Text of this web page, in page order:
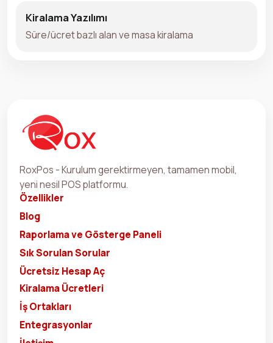
Kiralama Yazılımı
Süre/ücret bazlı alan ve masa kiralama
RoxPos - Kurulum gerektirmeyen, tamamen mobil,
yeni nesil POS platformu.
Özellikler
Blog
Raporlama ve Gösterge Paneli
Sık Sorulan Sorular
Ücretsiz Hesap Aç
Kiralama Ücretleri
İş Ortakları
Entegrasyonlar